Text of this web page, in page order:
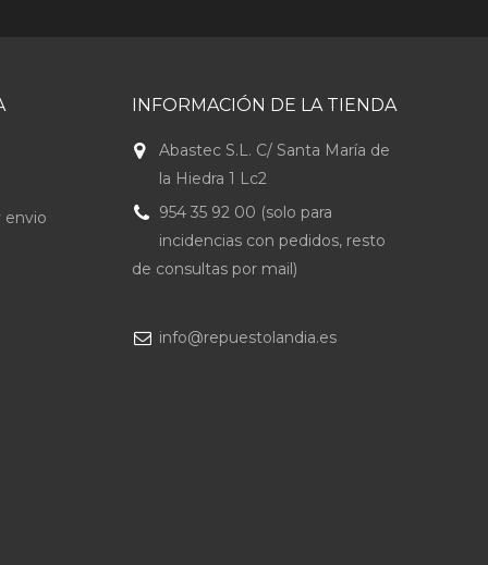
envio
INFORMACIÓN DE LA TIENDA
Abastec S.L. C/ Santa María de
la Hiedra 1 Lc2
954 35 92 00 (solo para
incidencias con pedidos, resto
de consultas por mail)
info@repuestolandia.es